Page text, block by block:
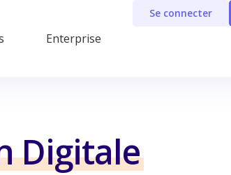
Enterprise
Se connecter
Digitale